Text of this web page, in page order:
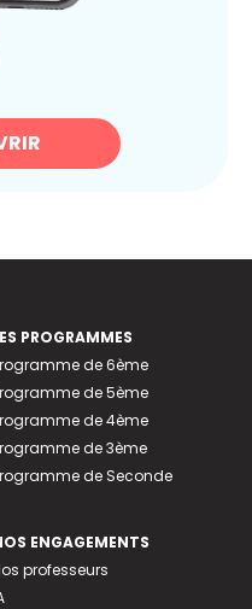
PROGRAMMES
de 6ème
de 5ème
de 4ème
de 3ème
de Seconde
ENGAGEMENTS
professeurs